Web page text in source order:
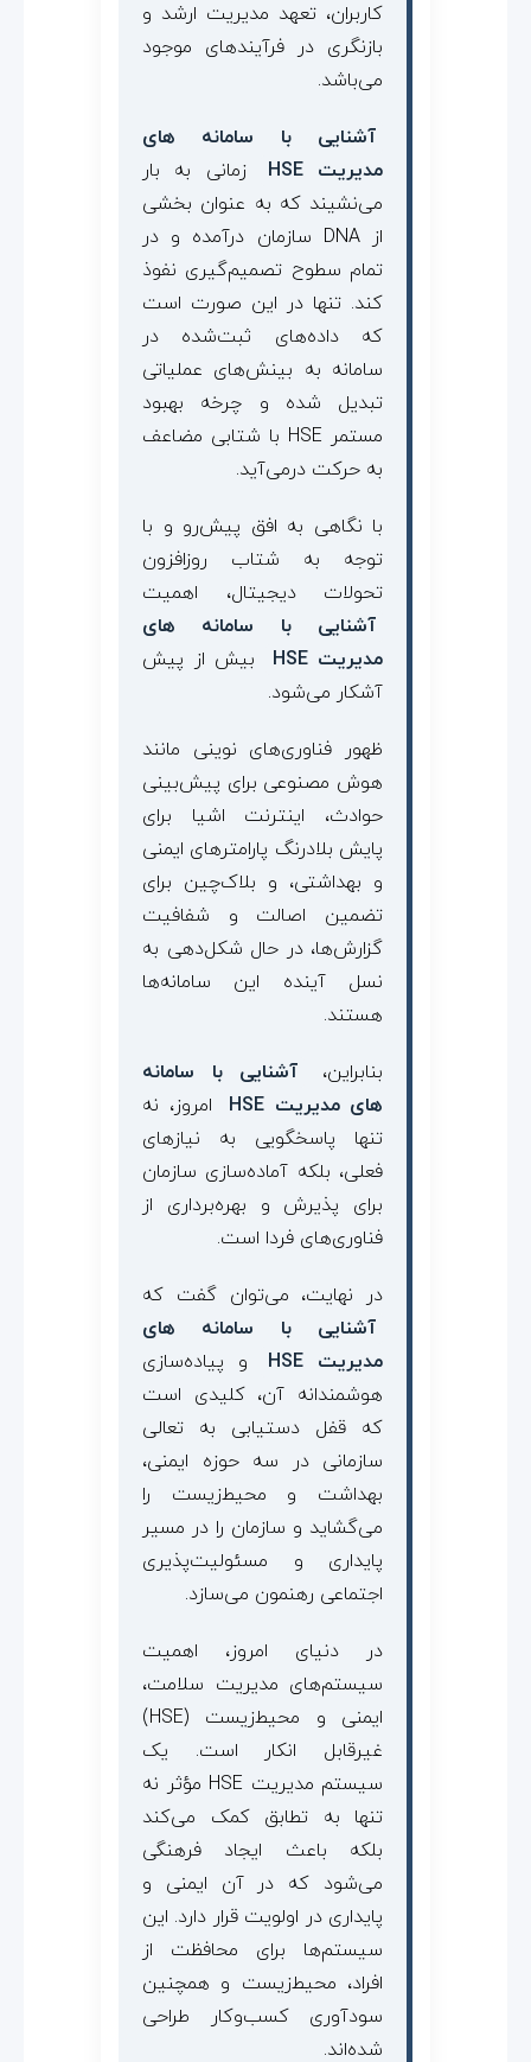
کاربران، تعهد مدیریت ارشد و
بازنگری در فرآیندهای موجود
می‌باشد.
آشنایی با سامانه های
مدیریت HSE
زمانی به بار
می‌نشیند که به عنوان بخشی
از DNA سازمان درآمده و در
تمام سطوح تصمیم‌گیری نفوذ
کند. تنها در این صورت است
که داده‌های ثبت‌شده در
سامانه به بینش‌های عملیاتی
تبدیل شده و چرخه بهبود
مستمر HSE با شتابی مضاعف
به حرکت درمی‌آید.
با نگاهی به افق پیش‌رو و با
توجه به شتاب روزافزون
تحولات دیجیتال، اهمیت
آشنایی با سامانه های
مدیریت HSE
بیش از پیش
آشکار می‌شود.
ظهور فناوری‌های نوینی مانند
هوش مصنوعی برای پیش‌بینی
حوادث، اینترنت اشیا برای
پایش بلادرنگ پارامترهای ایمنی
و بهداشتی، و بلاک‌چین برای
تضمین اصالت و شفافیت
گزارش‌ها، در حال شکل‌دهی به
نسل آینده این سامانه‌ها
هستند.
بنابراین،
آشنایی با سامانه
های مدیریت HSE
امروز، نه
تنها پاسخگویی به نیازهای
فعلی، بلکه آماده‌سازی سازمان
برای پذیرش و بهره‌برداری از
فناوری‌های فردا است.
در نهایت، می‌توان گفت که
آشنایی با سامانه های
مدیریت HSE
و پیاده‌سازی
هوشمندانه آن، کلیدی است
که قفل دستیابی به تعالی
سازمانی در سه حوزه ایمنی،
بهداشت و محیط‌زیست را
می‌گشاید و سازمان را در مسیر
پایداری و مسئولیت‌پذیری
اجتماعی رهنمون می‌سازد.
در دنیای امروز، اهمیت
سیستم‌های مدیریت سلامت،
ایمنی و محیط‌زیست (HSE)
غیرقابل انکار است. یک
سیستم مدیریت HSE مؤثر نه
تنها به تطابق کمک می‌کند
بلکه باعث ایجاد فرهنگی
می‌شود که در آن ایمنی و
پایداری در اولویت قرار دارد. این
سیستم‌ها برای محافظت از
افراد، محیط‌زیست و همچنین
سودآوری کسب‌وکار طراحی
شده‌اند.